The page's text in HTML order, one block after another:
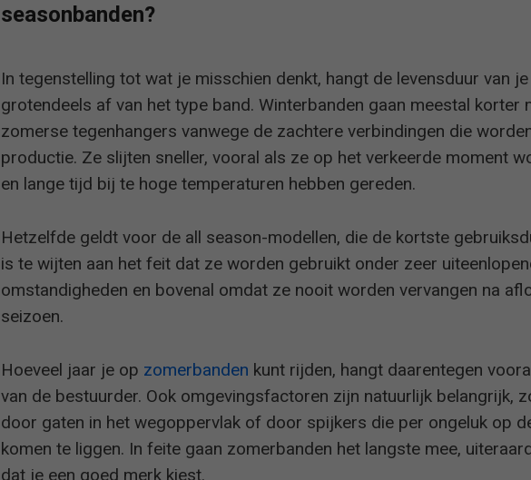
seasonbanden?
In tegenstelling tot wat je misschien denkt, hangt de levensduur van
grotendeels af van het type band. Winterbanden gaan meestal korter
zomerse tegenhangers vanwege de zachtere verbindingen die
productie. Ze slijten sneller, vooral als ze op het verkeerde moment
en lange tijd bij te hoge temperaturen hebben gereden.
Hetzelfde geldt voor de all season-modellen, die de kortste
is te wijten aan het feit dat ze worden gebruikt onder zeer
omstandigheden en bovenal omdat ze nooit worden vervangen na
seizoen.
Hoeveel jaar je op zomerbanden kunt rijden, hangt daarentegen
van de bestuurder. Ook omgevingsfactoren zijn natuurlijk belangrijk,
door gaten in het wegoppervlak of door spijkers die per ongeluk op
komen te liggen. In feite gaan zomerbanden het langste mee,
dat je een goed merk kiest.